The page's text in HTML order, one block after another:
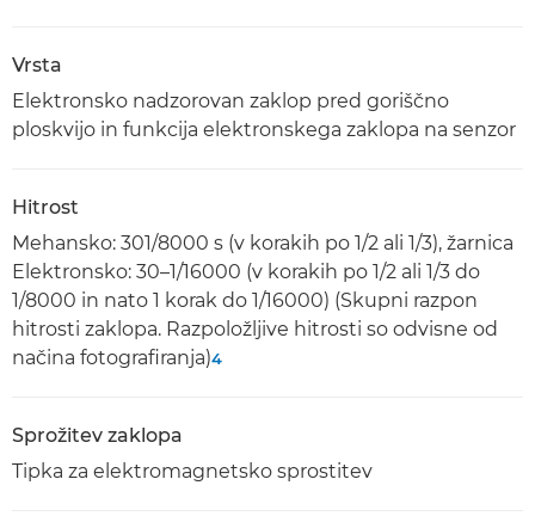
Vrsta
Elektronsko nadzorovan zaklop pred goriščno
ploskvijo in funkcija elektronskega zaklopa na senzor
Hitrost
Mehansko: 301/8000 s (v korakih po 1/2 ali 1/3), žarnica
Elektronsko: 30–1/16000 (v korakih po 1/2 ali 1/3 do
1/8000 in nato 1 korak do 1/16000) (Skupni razpon
hitrosti zaklopa. Razpoložljive hitrosti so odvisne od
načina fotografiranja)4
Sprožitev zaklopa
Tipka za elektromagnetsko sprostitev